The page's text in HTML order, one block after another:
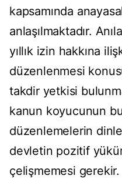
kapsamında
anlaşılmaktadır.
yıllık izin hakkına
düzenlenmesi
takdir yetkisi
kanun koyucunun
düzenlemelerin
devletin pozitif
çelişmemesi gerekir.